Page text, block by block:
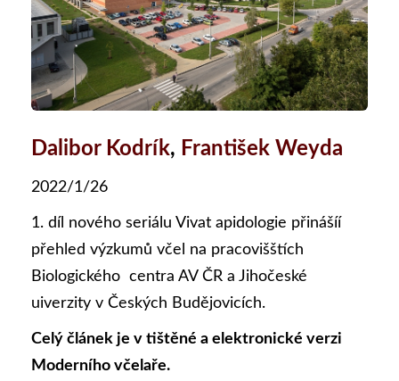
Dalibor Kodrík, František Weyda
2022/1/26
1. díl nového seriálu Vivat apidologie přinášíí
přehled výzkumů včel na pracovišštích
Biologického centra AV ČR a Jihočeské
uiverzity v Českých Budějovicích.
Celý článek je v tištěné a elektronické verzi
Moderního včelaře.